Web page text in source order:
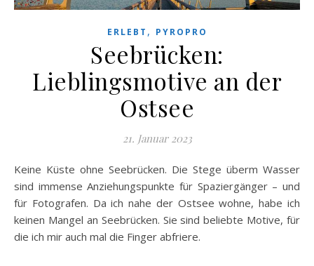
ERLEBT , PYROPRO
Seebrücken:
Lieblingsmotive an der
Ostsee
21. Januar 2023
Keine Küste ohne Seebrücken. Die Stege überm Wasser
sind immense Anziehungspunkte für Spaziergänger – und
für Fotografen. Da ich nahe der Ostsee wohne, habe ich
keinen Mangel an Seebrücken. Sie sind beliebte Motive, für
die ich mir auch mal die Finger abfriere.